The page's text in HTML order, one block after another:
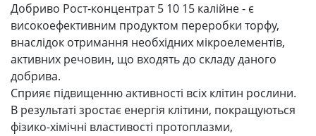
Добриво Рост-концентрат 5 10 15 калійне - є
високоефективним продуктом переробки торфу,
внаслідок отримання необхідних мікроелементів,
активних речовин, що входять до складу даного
добрива.
Сприяє підвищенню активності всіх клітин рослини.
В результаті зростає енергія клітини, покращуються
фізико-хімічні властивості протоплазми,